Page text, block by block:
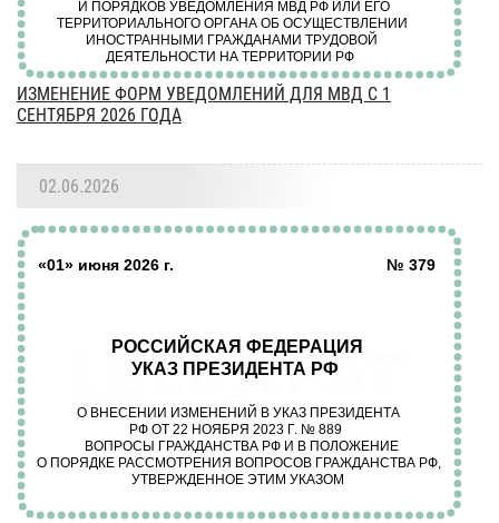
ИЗМЕНЕНИЕ ФОРМ УВЕДОМЛЕНИЙ ДЛЯ МВД С 1
СЕНТЯБРЯ 2026 ГОДА
02.06.2026